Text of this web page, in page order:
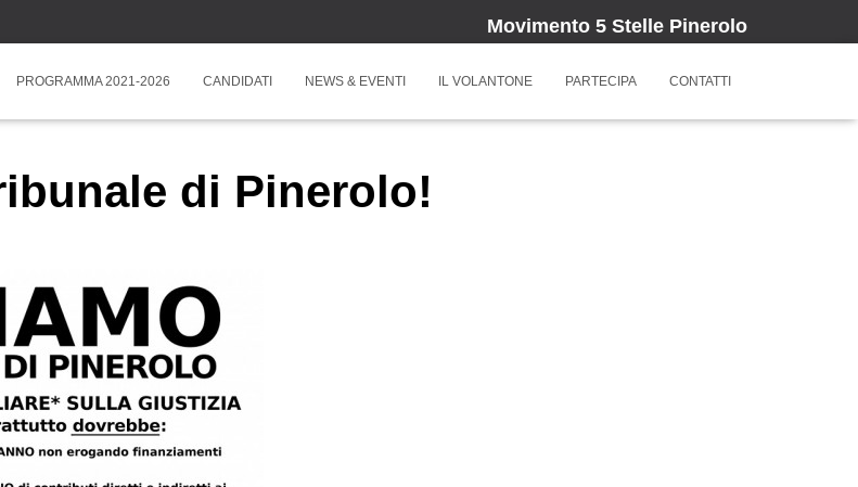
Movimento 5 Stelle Pinerolo
PROGRAMMA 2021-2026 CANDIDATI NEWS & EVENTI IL VOLANTONE PARTECIPA CONTATTI
di Pinerolo!